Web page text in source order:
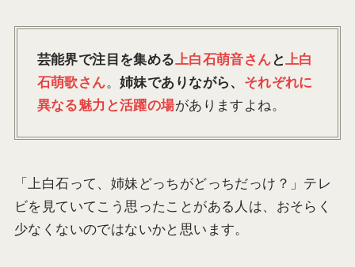
芸能界で注目を集める 上白石萌音さん と
上白
石萌歌さん。姉妹でありながら、 それぞれに
異なる魅力と活躍の場がありますよね。
「上白石って、姉妹どっちがどっちだっけ？」テレ
ビを見ていてこう思ったことがある人は、おそらく
少なくないのではないかと思います。